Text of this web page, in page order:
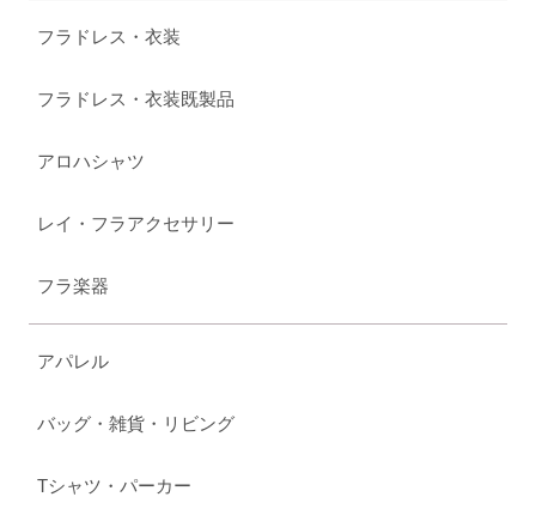
フラドレス・衣装
フラドレス・衣装既製品
アロハシャツ
レイ・フラアクセサリー
フラ楽器
アパレル
バッグ・雑貨・リビング
Tシャツ・パーカー